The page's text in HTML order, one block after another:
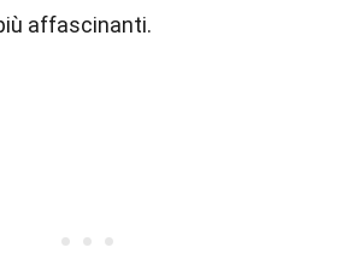
affascinanti.